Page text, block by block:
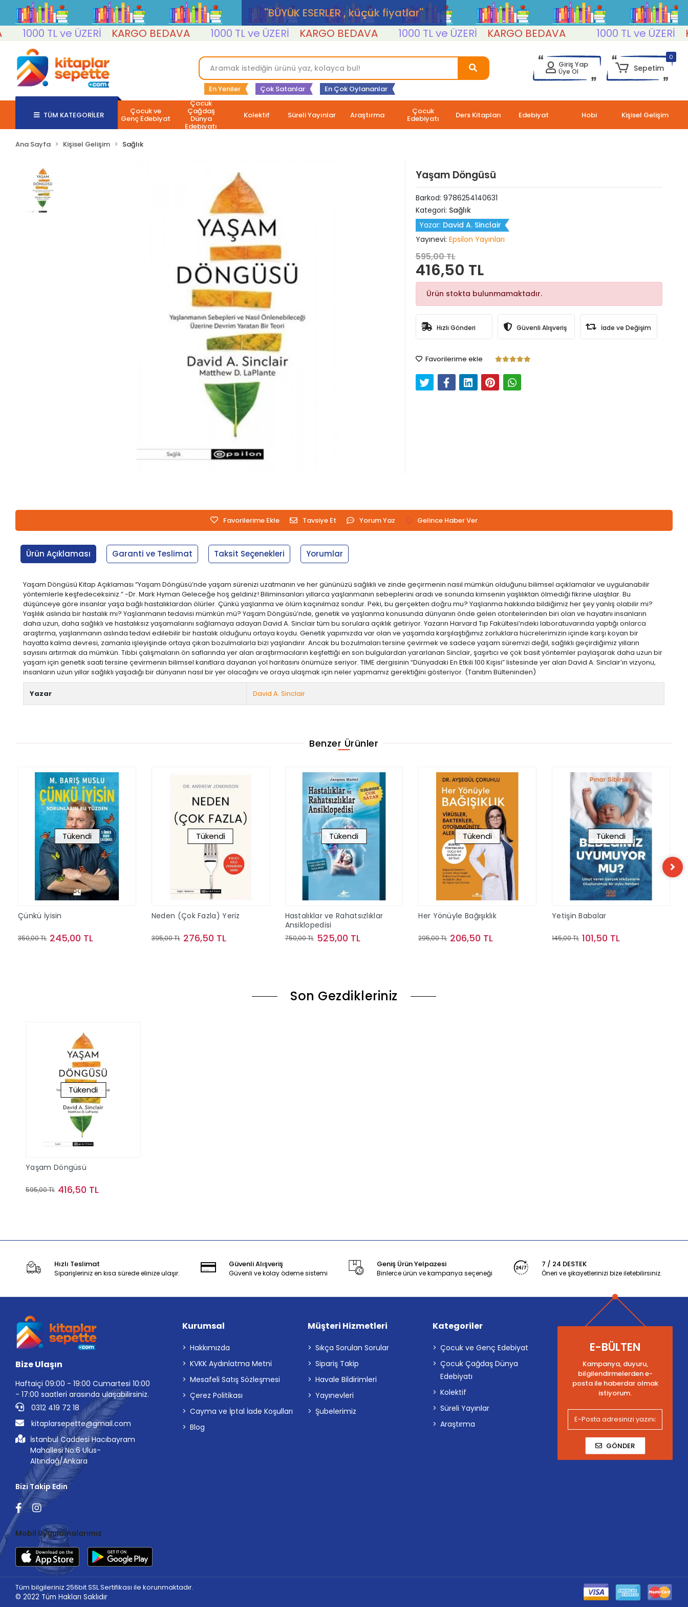
''BÜYÜK ESERLER , küçük fiyatlar''
TL ve ÜZERİ
KARGO BEDAVA 1000 TL ve ÜZERİ KARGO BEDAVA 1000 TL ve ÜZERİ KARGO BEDAVA 1000 TL ve ÜZERİ
En Yeniler Çok Satanlar En Çok Oylananlar
Giriş Yap
Üye Ol
0
Sepetim
TÜM KATEGORİLER Çocuk ve
Genç Edebiyat
Çocuk
Çağdaş
Dünya
Edebiyatı
Kolektif Süreli Yayınlar Araştırma Çocuk
Edebiyatı Ders Kitapları Edebiyat Hobi Kişisel Gelişim
Ana Sayfa Kişisel Gelişim Sağlık
Yaşam Döngüsü
Barkod: 9786254140631
Kategori: Sağlık
Yazar: David A. Sinclair
Yayınevi: Epsilon Yayınları
595,00 TL
416,50 TL
Ürün stokta bulunmamaktadır.
Hızlı Gönderi Güvenli Alışveriş İade ve Değişim
Favorilerime ekle
Favorilerime Ekle Tavsiye Et Yorum Yaz Gelince Haber Ver
Ürün Açıklaması Garanti ve Teslimat Taksit Seçenekleri Yorumlar
Yaşam Döngüsü Kitap Açıklaması “Yaşam Döngüsü’nde yaşam sürenizi uzatmanın ve her gününüzü sağlıklı ve zinde geçirmenin nasıl mümkün olduğunu bilimsel açıklamalar ve uygulanabilir
yöntemlerle keşfedeceksiniz.” -Dr. Mark Hyman Geleceğe hoş geldiniz! Biliminsanları yıllarca yaşlanmanın sebeplerini aradı ve sonunda kimsenin yaşlılıktan ölmediği fikrine ulaştılar. Bu
düşünceye göre insanlar yaşa bağlı hastalıklardan ölürler. Çünkü yaşlanma ve ölüm kaçınılmaz sondur. Peki, bu gerçekten doğru mu? Yaşlanma hakkında bildiğimiz her şey yanlış olabilir mi?
Yaşlılık aslında bir hastalık mı? Yaşlanmanın tedavisi mümkün mü? Yaşam Döngüsü’nde, genetik ve yaşlanma konusunda dünyanın önde gelen otoritelerinden biri olan ve hayatını insanların
daha uzun, daha sağlıklı ve hastalıksız yaşamalarını sağlamaya adayan David A. Sinclair tüm bu sorulara açıklık getiriyor. Yazarın Harvard Tıp Fakültesi’ndeki laboratuvarında yaptığı onlarca
araştırma, yaşlanmanın aslında tedavi edilebilir bir hastalık olduğunu ortaya koydu. Genetik yapımızda var olan ve yaşamda karşılaştığımız zorluklara hücrelerimizin içinde karşı koyan bir
hayatta kalma devresi, zamanla işleyişinde ortaya çıkan bozulmalarla bizi yaşlandırır. Ancak bu bozulmaları tersine çevirmek ve sadece yaşam süremizi değil, sağlıklı geçirdiğimiz yılların
sayısını artırmak da mümkün. Tıbbi çalışmaların ön saflarında yer alan araştırmacıların keşfettiği en son bulgulardan yararlanan Sinclair, şaşırtıcı ve çok basit yöntemler paylaşarak daha uzun bir
yaşam için genetik saati tersine çevirmenin bilimsel kanıtlara dayanan yol haritasını önümüze seriyor. TIME dergisinin “Dünyadaki En Etkili 100 Kişisi” listesinde yer alan David A. Sinclair’ın vizyonu,
insanların uzun yıllar sağlıklı yaşadığı bir dünyanın nasıl bir yer olacağını ve oraya ulaşmak için neler yapmamız gerektiğini gösteriyor. (Tanıtım Bülteninden)
Yazar David A. Sinclair
Benzer Ürünler
Tükendi
Çünkü İyisin
350,00 TL 245,00 TL
Tükendi
Neden (Çok Fazla) Yeriz
395,00 TL 276,50 TL
Tükendi
Hastalıklar ve Rahatsızlıklar
Ansiklopedisi
750,00 TL 525,00 TL
Tükendi
Her Yönüyle Bağışıklık
295,00 TL 206,50 TL
Tükendi
Yetişin Babalar
145,00 TL 101,50 TL
Son Gezdikleriniz
Tükendi
Yaşam Döngüsü
595,00 TL 416,50 TL
Hızlı Teslimat
Siparişleriniz en kısa sürede elinize ulaşır.
Güvenli Alışveriş
Güvenli ve kolay ödeme sistemi
Geniş Ürün Yelpazesi
Binlerce ürün ve kampanya seçeneği
7 / 24 DESTEK
Öneri ve şikayetlerinizi bize iletebilirsiniz.
Bize Ulaşın
Haftaiçi 09:00 - 19:00 Cumartesi 10:00
- 17:00 saatleri arasında ulaşabilirsiniz.
0312 419 72 18
kitaplarsepette@gmail.com
İstanbul Caddesi Hacıbayram
Mahallesi No:6 Ulus-
Altındağ/Ankara
Bizi Takip Edin
Mobil Uygulamalarımız
Kurumsal
Hakkımızda
KVKK Aydınlatma Metni
Mesafeli Satış Sözleşmesi
Çerez Politikası
Cayma ve İptal İade Koşulları
Blog
Müşteri Hizmetleri
Sıkça Sorulan Sorular
Sipariş Takip
Havale Bildirimleri
Yayınevleri
Şubelerimiz
Kategoriler
Çocuk ve Genç Edebiyat
Çocuk Çağdaş Dünya
Edebiyatı
Kolektif
Süreli Yayınlar
Araştırma
E-BÜLTEN
Kampanya, duyuru,
bilgilendirmelerden e-
posta ile haberdar olmak
istiyorum.
GÖNDER
Tüm bilgileriniz 256bit SSL Sertifikası ile korunmaktadır.
© 2022 Tüm Hakları Saklıdır